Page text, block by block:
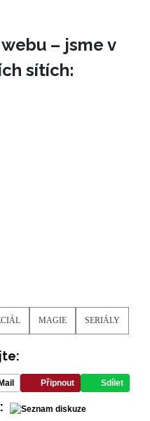
ODESLAT
Extra s.r.o.
seZásadami
Extra s.r.o. bude s
k organizaci a
– jsme v
sítích:
MAGIE SERIÁLY
Připnout Sdílet